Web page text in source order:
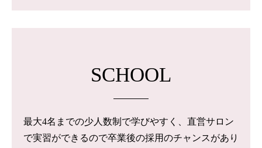
SCHOOL
最大4名までの少人数制で学びやすく、直営サロン
で実習ができるので卒業後の採用のチャンスがあり